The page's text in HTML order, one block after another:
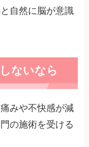
自然に脳が意識
ないなら
みや不快感が減
の施術を受ける